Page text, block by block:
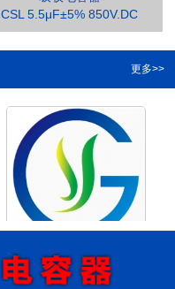
CSL 5.5μF±5% 850V.DC
更多>>
浙江格瑶科技股份有限公司